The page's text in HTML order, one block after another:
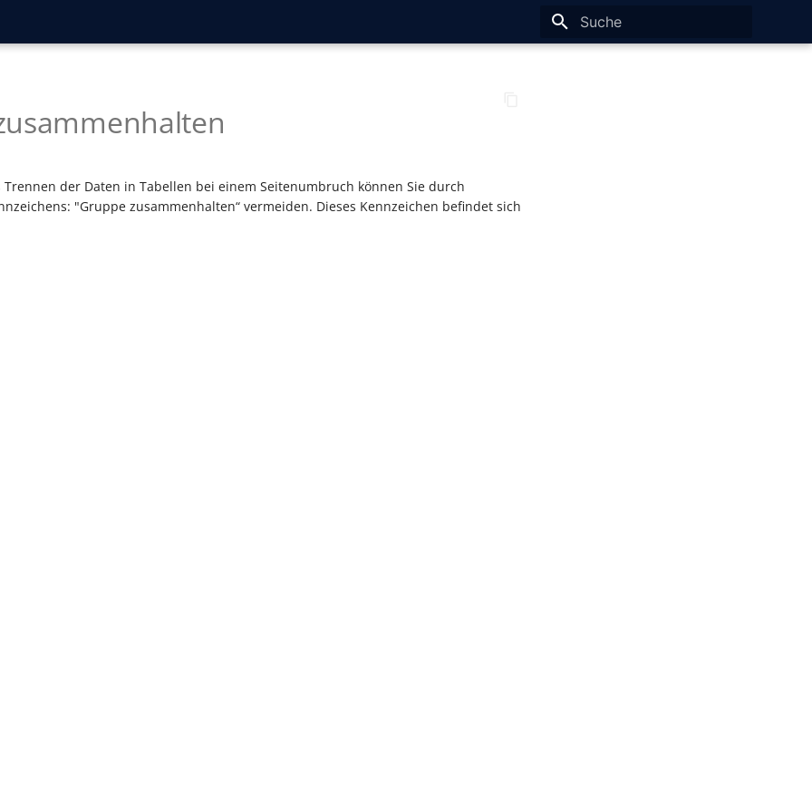
der Daten in Tabellen bei einem Seitenumbruch können Sie durch
"Gruppe zusammenhalten“ vermeiden. Dieses Kennzeichen befindet sich